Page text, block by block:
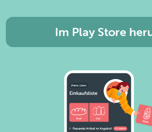
Im Play Store